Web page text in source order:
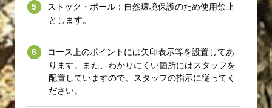
ストック・ポール：自然環境保護のため使用禁止
とします。
コース上のポイントには矢印表示等を設置してあ
ります。また、わかりにくい箇所にはスタッフを
配置していますので、スタッフの指示に従ってく
ださい。